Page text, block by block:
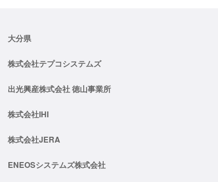
大分県
株式会社テプコシステムズ
出光興産株式会社 徳山事業所
株式会社IHI
株式会社JERA
ENEOSシステムズ株式会社